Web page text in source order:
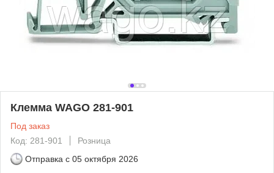
Клемма WAGO 281-901
Под заказ
Код: 281-901
Розница
Отправка с 05 октября 2026